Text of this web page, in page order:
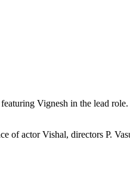
Vignesh in the lead
actor Vishal, directors P.